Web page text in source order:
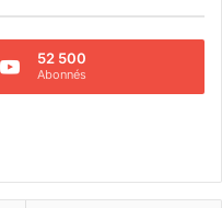
52 500
Abonnés